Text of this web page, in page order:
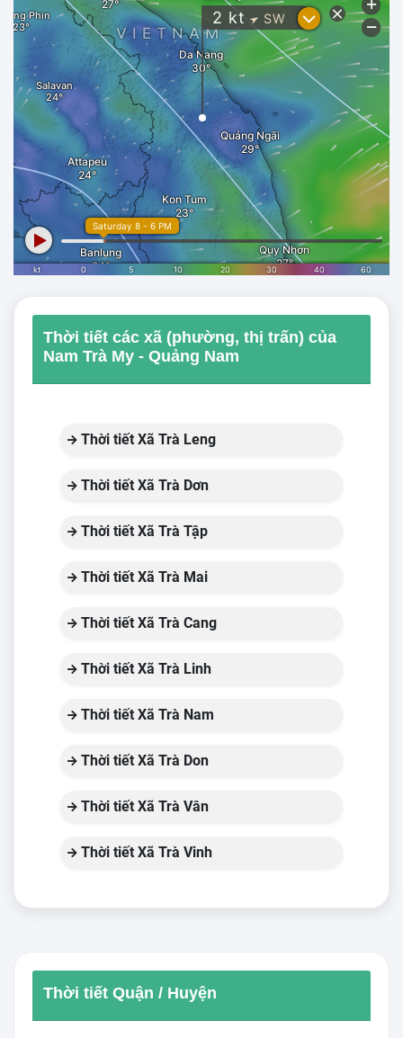
Thời tiết các xã (phường, thị trấn) của
Nam Trà My - Quảng Nam
Thời tiết Xã Trà Leng
Thời tiết Xã Trà Dơn
Thời tiết Xã Trà Tập
Thời tiết Xã Trà Mai
Thời tiết Xã Trà Cang
Thời tiết Xã Trà Linh
Thời tiết Xã Trà Nam
Thời tiết Xã Trà Don
Thời tiết Xã Trà Vân
Thời tiết Xã Trà Vinh
Thời tiết Quận / Huyện